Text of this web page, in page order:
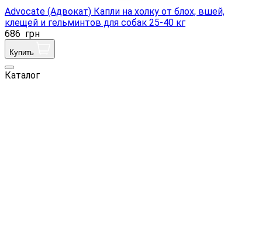
Advocate (Адвокат) Капли на холку от блох, вшей,
клещей и гельминтов для собак 25-40 кг
686 грн
Купить
Каталог